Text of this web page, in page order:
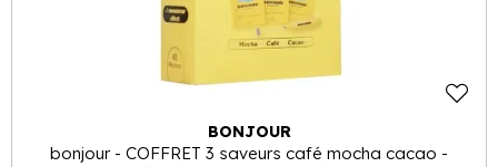
BONJOUR
bonjour - COFFRET 3 saveurs café mocha cacao -